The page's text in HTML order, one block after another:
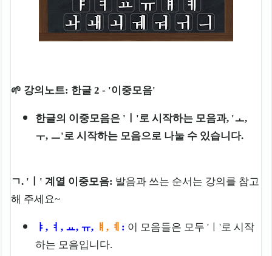
🌱 강의노트: 한글 2 - '이중모음'
한글의 이중모음은 'ㅣ'로 시작하는 모음과, 'ㅗ,
ㅜ, ㅡ'로 시작하는 모음으로 나눌 수 있습니다.
ㄱ. 'ㅣ' 계열 이중모음: 발음과 쓰는 순서는 강의를 참고
해 주세요~
ㅑ, ㅕ, ㅛ, ㅠ, ㅒ, ㅖ : 이 모음들은 모두 ' '로 시작
하는 모음입니다.